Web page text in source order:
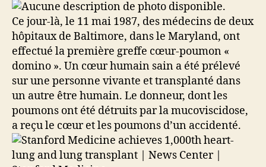
Ce jour-là, le 11 mai 1987, des médecins de deux
hôpitaux de Baltimore, dans le Maryland, ont
effectué la première greffe cœur-poumon «
domino ». Un cœur humain sain a été prélevé
sur une personne vivante et transplanté dans
un autre être humain. Le donneur, dont les
poumons ont été détruits par la mucoviscidose,
a reçu le cœur et les poumons d’un accidenté.